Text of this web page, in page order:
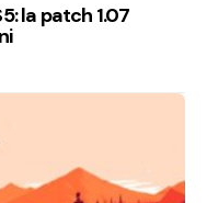
la patch 1.07